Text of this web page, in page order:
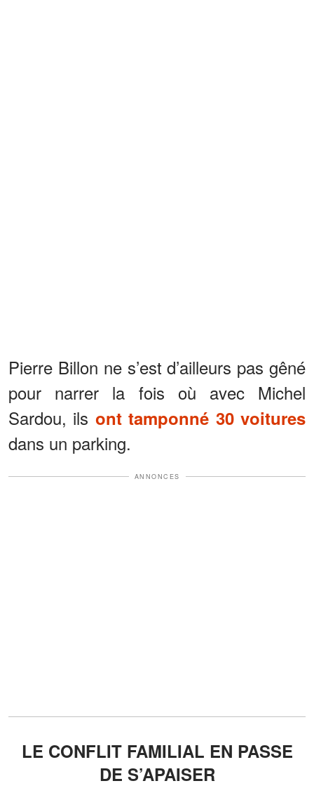
Pierre Billon ne s’est d’ailleurs pas gêné
pour narrer la fois où avec Michel
Sardou, ils ont tamponné 30 voitures
dans un parking.
ANNONCES
LE CONFLIT FAMILIAL EN PASSE
DE S’APAISER